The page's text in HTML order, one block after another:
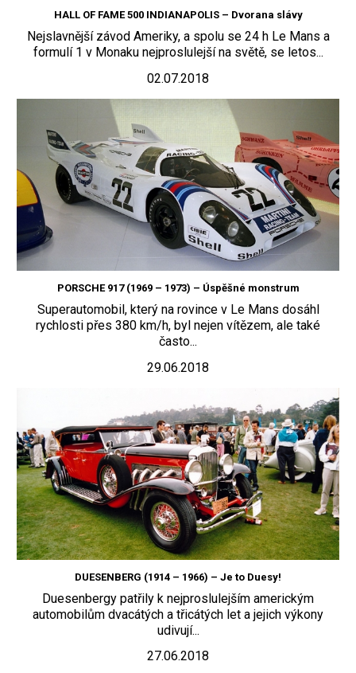
HALL OF FAME 500 INDIANAPOLIS – Dvorana slávy
Nejslavnější závod Ameriky, a spolu se 24 h Le Mans a
formulí 1 v Monaku nejproslulejší na světě, se letos...
02.07.2018
PORSCHE 917 (1969 – 1973) – Úspěšné monstrum
Superautomobil, který na rovince v Le Mans dosáhl
rychlosti přes 380 km/h, byl nejen vítězem, ale také
často...
29.06.2018
DUESENBERG (1914 – 1966) – Je to Duesy!
Duesenbergy patřily k nejproslulejším americkým
automobilům dvacátých a třicátých let a jejich výkony
udivují...
27.06.2018